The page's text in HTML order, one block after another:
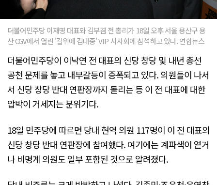
더불어민주당 이재명 대표와 김부겸 전 총리가 18일 오후 서울 용산구 용
산 CGV에서 열린 '길위에 김대중' VIP 시사회에 참석하고 있다. 연합뉴스
더불어민주당이 이낙연 전 대표의 신당 창당 및 내년 총선
공천 문제를 놓고 내부갈등이 증폭되고 있다. 의원들이 나서
서 신당 창당 반대 연판장까지 돌리는 등 이 전 대표에 대한
압박이 거세지는 분위기다.
18일 민주당에 따르면 당내 현역 의원 117명이 이 전 대표의
신당 창당 반대 연판장에 참여했다. 여기에는 계파색이 옅거
나 비명계 의원도 일부 포함된 것으로 알려졌다.